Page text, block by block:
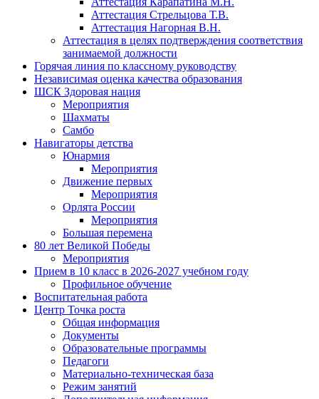
Аттестация Стрельцова Т.В.
Аттестация Нагорная В.Н.
Аттестация в целях подтверждения соответствия
занимаемой должности
Горячая линия по классному руководству
Независимая оценка качества образования
ШСК Здоровая нация
Мероприятия
Шахматы
Самбо
Навигаторы детства
Юнармия
Мероприятия
Движение первых
Мероприятия
Орлята России
Мероприятия
Большая перемена
80 лет Великой Победы
Мероприятия
Прием в 10 класс в 2026-2027 учебном году
Профильное обучение
Воспитательная работа
Центр Точка роста
Общая информация
Документы
Образовательные программы
Педагоги
Материально-техническая база
Режим занятий